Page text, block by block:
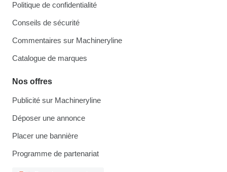
Politique de confidentialité
Conseils de sécurité
Commentaires sur Machineryline
Catalogue de marques
Nos offres
Publicité sur Machineryline
Déposer une annonce
Placer une bannière
Programme de partenariat